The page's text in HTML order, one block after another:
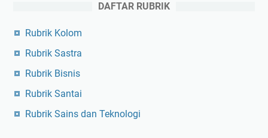
DAFTAR RUBRIK
Rubrik Kolom
Rubrik Sastra
Rubrik Bisnis
Rubrik Santai
Rubrik Sains dan Teknologi